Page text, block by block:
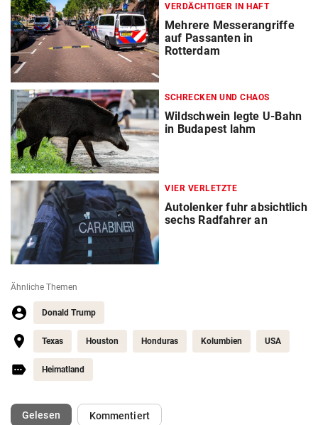
VERDÄCHTIGER IN HAFT
Mehrere Messerangriffe
auf Passanten in
Rotterdam
SCHRECKEN UND CHAOS
Wildschwein legte U-Bahn
in Budapest lahm
VIER VERLETZTE
Autolenker fuhr absichtlich
sechs Radfahrer an
Ähnliche Themen
Donald Trump
Texas Houston Honduras Kolumbien USA
Heimatland
Gelesen(ausgewählt)Kommentiert